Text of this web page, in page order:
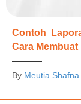
Contoh
Cara Membuat
By Meutia Shafna